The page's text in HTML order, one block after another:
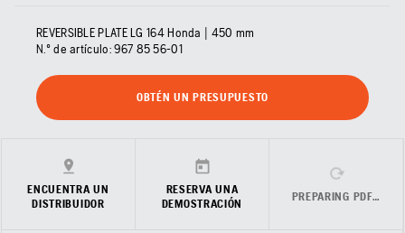
REVERSIBLE PLATE LG 164 Honda | 450 mm
N.º de artículo: 967 85 56‑01
OBTÉN UN PRESUPUESTO
ENCUENTRA UN
DISTRIBUIDOR
RESERVA UNA
DEMOSTRACIÓN
PREPARING PDF…